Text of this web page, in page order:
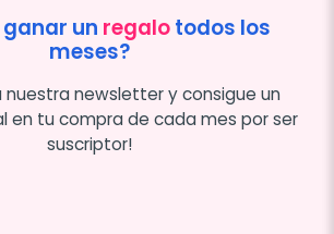
ganar un regalotodos los
meses?
nuestra newsletter y consigue un
en tu compra de cada mes por ser
suscriptor!